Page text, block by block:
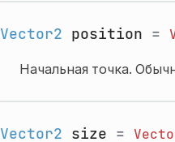
Vector2 position =
Начальная точка.
Vector2 size =